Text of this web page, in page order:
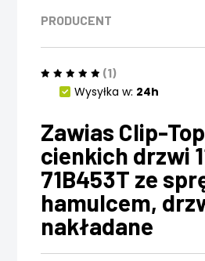
PRODUCENT
(1)
Wysyłka w: 24h
Zawias Clip-
cienkich drzwi
71B453T ze
hamulcem,
nakładane